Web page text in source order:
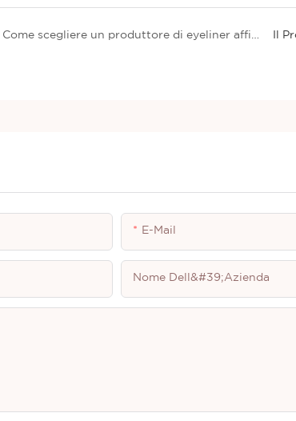
Il
E-Mail
Nome Dell&#39;azienda